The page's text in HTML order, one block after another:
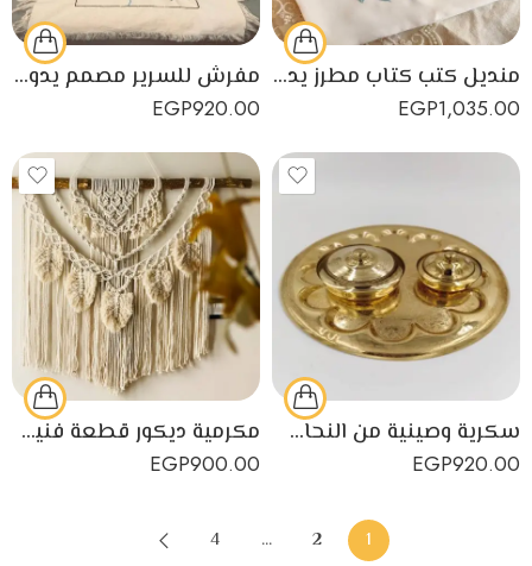
منديل كتب كتاب مطرز يدوياً بشكل مميز
EGP1,035.00
مفرش للسرير مصمم يدويًا بتصميم ريفي
EGP920.00
سكرية وصينية من النحاس الأصفر عالي الجودة
EGP920.00
مكرمية ديكور قطعة فنية من نسيج قطني لديكور منزلي رائع وجذاب
EGP900.00
1
2
…
4